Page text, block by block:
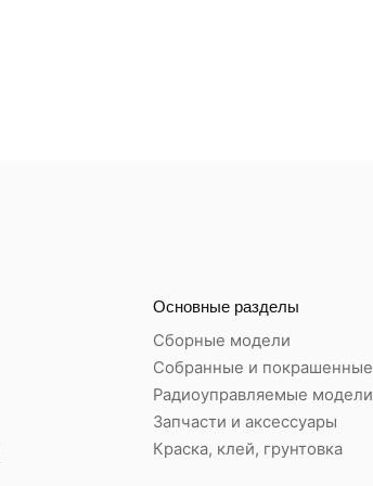
Основные разделы
Сборные модели
Собранные и покрашенные
Радиоуправляемые модели
Запчасти и аксессуары
Краска, клей, грунтовка